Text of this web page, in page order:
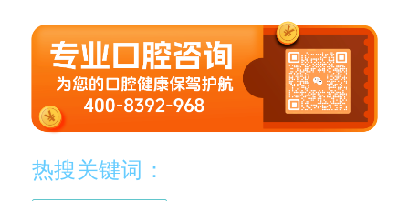
热搜关键词：